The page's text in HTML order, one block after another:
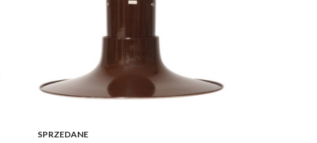
SPRZEDANE